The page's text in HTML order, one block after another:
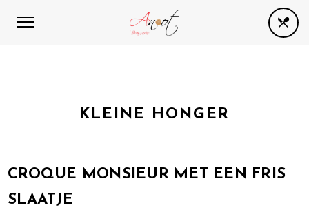
KLEINE HONGER
CROQUE MONSIEUR MET EEN FRIS
SLAATJE